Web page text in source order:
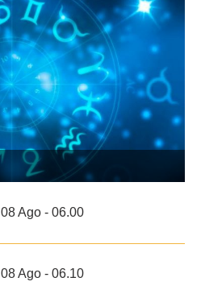
08 Ago - 06.00
08 Ago - 06.10